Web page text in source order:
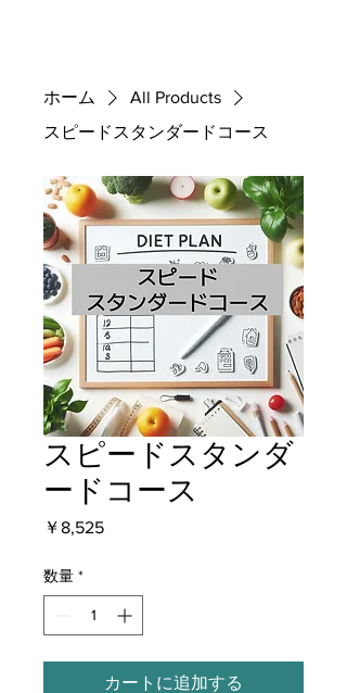
ホーム
All Products
スピードスタンダードコース
スピードスタンダ
ードコース
￥8,525価
数量 *
カートに追加する